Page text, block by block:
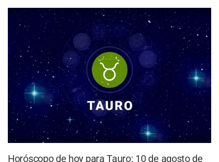
Horóscopo de hoy para Tauro: 10 de agosto de